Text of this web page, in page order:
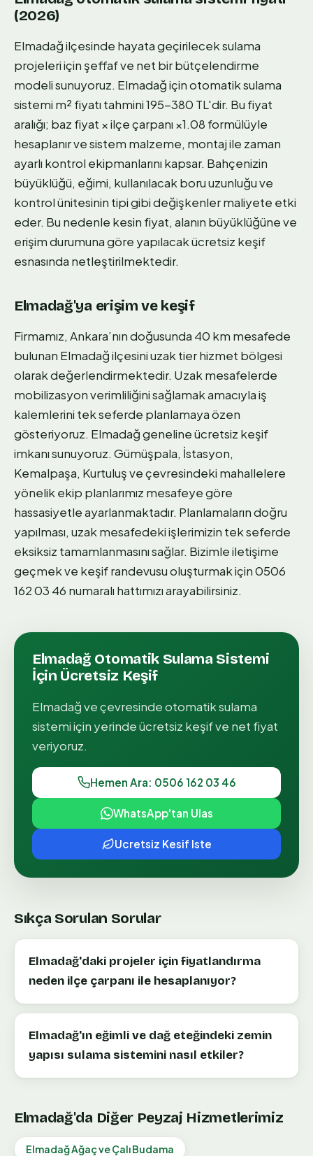
(2026)
Elmadağ ilçesinde hayata geçirilecek sulama
projeleri için şeffaf ve net bir bütçelendirme
modeli sunuyoruz. Elmadağ için otomatik sulama
sistemi m² fiyatı tahmini 195-380 TL'dir. Bu fiyat
aralığı; baz fiyat × ilçe çarpanı ×1.08 formülüyle
hesaplanır ve sistem malzeme, montaj ile zaman
ayarlı kontrol ekipmanlarını kapsar. Bahçenizin
büyüklüğü, eğimi, kullanılacak boru uzunluğu ve
kontrol ünitesinin tipi gibi değişkenler maliyete etki
eder. Bu nedenle kesin fiyat, alanın büyüklüğüne ve
erişim durumuna göre yapılacak ücretsiz keşif
esnasında netleştirilmektedir.
Elmadağ'ya erişim ve keşif
Firmamız, Ankara’nın doğusunda 40 km mesafede
bulunan Elmadağ ilçesini uzak tier hizmet bölgesi
olarak değerlendirmektedir. Uzak mesafelerde
mobilizasyon verimliliğini sağlamak amacıyla iş
kalemlerini tek seferde planlamaya özen
gösteriyoruz. Elmadağ geneline ücretsiz keşif
imkanı sunuyoruz. Gümüşpala, İstasyon,
Kemalpaşa, Kurtuluş ve çevresindeki mahallelere
yönelik ekip planlarımız mesafeye göre
hassasiyetle ayarlanmaktadır. Planlamaların doğru
yapılması, uzak mesafedeki işlerimizin tek seferde
eksiksiz tamamlanmasını sağlar. Bizimle iletişime
geçmek ve keşif randevusu oluşturmak için 0506
162 03 46 numaralı hattımızı arayabilirsiniz.
Elmadağ Otomatik Sulama Sistemi
İçin Ücretsiz Keşif
Elmadağve çevresindeotomatik sulama
sistemiiçin yerinde ücretsiz keşif ve net fiyat
veriyoruz.
Hemen Ara: 0506 162 03 46
WhatsApp'tan Ulas
Ucretsiz Kesif Iste
Sıkça Sorulan Sorular
Elmadağ'daki projeler için fiyatlandırma
neden ilçe çarpanı ile hesaplanıyor?
Elmadağ'ın eğimli ve dağ eteğindeki zemin
yapısı sulama sistemini nasıl etkiler?
Elmadağ'da Diğer Peyzaj Hizmetlerimiz
ElmadağAğaç ve Çalı Budama